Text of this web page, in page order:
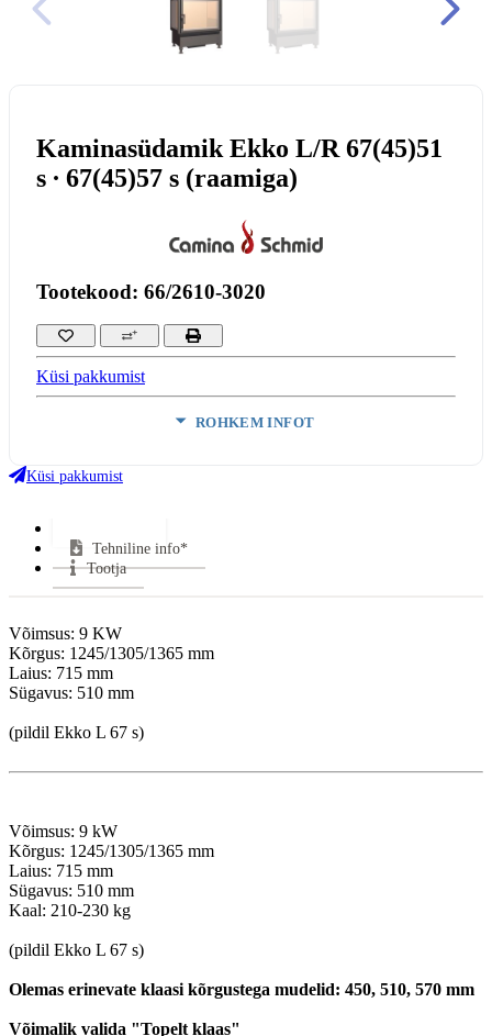
Kaminasüdamik Ekko L/R 67(45)51
s ∙ 67(45)57 s (raamiga)
Tootekood: 66/2610-3020
Küsi pakkumist
ROHKEM INFOT
Uks avaneb:
Küsi pakkumist
Tehniline info*
Tootja
Võimsus: 9 KW
Kõrgus: 1245/1305/1365 mm
Laius: 715 mm
Sügavus: 510 mm
(pildil Ekko L 67 s)
Võimsus: 9 kW
Kõrgus: 1245/1305/1365 mm
Laius: 715 mm
Sügavus: 510 mm
Kaal: 210-230 kg
(pildil Ekko L 67 s)
Olemas erinevate klaasi kõrgustega mudelid: 450, 510, 570 mm